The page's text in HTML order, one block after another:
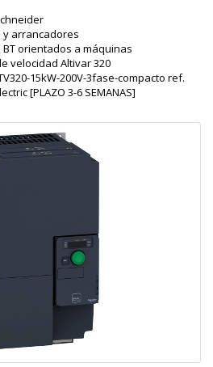
arrancadores
orientados a máquinas
velocidad Altivar 320
15kW-200V-3fase-compacto ref.
[PLAZO 3-6 SEMANAS]